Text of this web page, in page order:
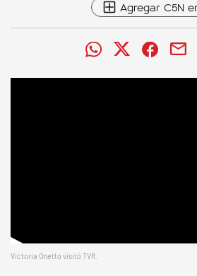
Agregar C5N
Victoria Onetto visitó TVR.